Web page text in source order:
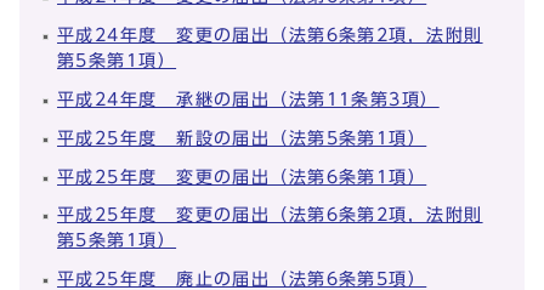
平成24年度 変更の届出（法第6条第2項，法附則
第5条第1項）
平成24年度 承継の届出（法第11条第3項）
平成25年度 新設の届出（法第5条第1項）
平成25年度 変更の届出（法第6条第1項）
平成25年度 変更の届出（法第6条第2項，法附則
第5条第1項）
平成25年度 廃止の届出（法第6条第5項）